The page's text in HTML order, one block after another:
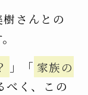
さんとの
」「 家族の
べく、この